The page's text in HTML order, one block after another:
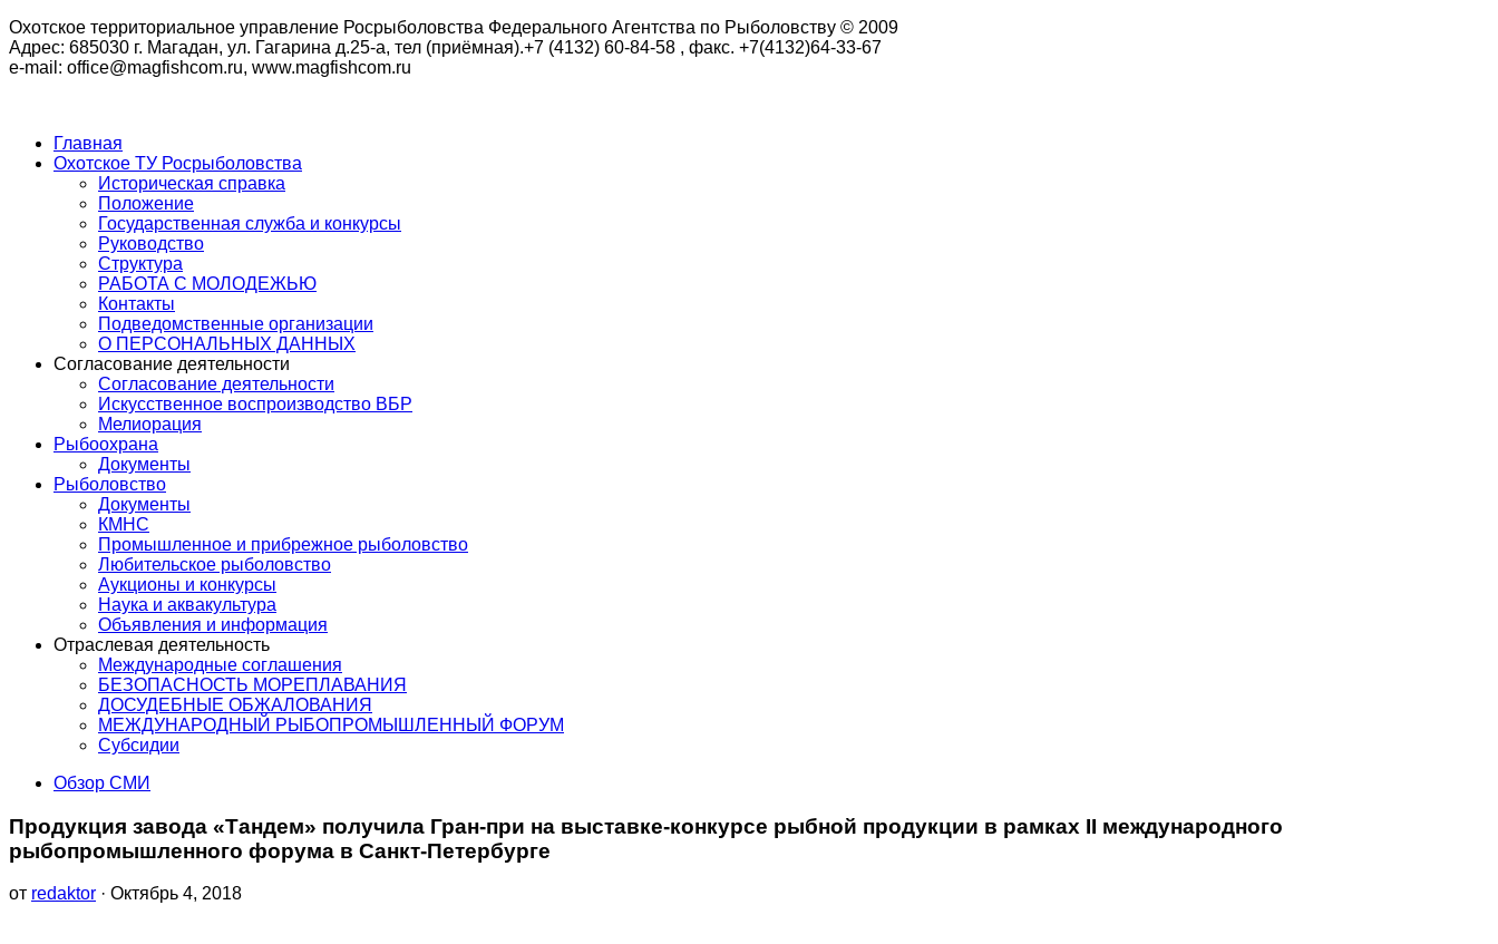
Охотское территориальное управление Росрыболовства Федерального Агентства по Рыболовству © 2009
Адрес: 685030 г. Магадан, ул. Гагарина д.25-а, тел (приёмная).+7 (4132) 60-84-58 , факс. +7(4132)64-33-67
e-mail: office@magfishcom.ru, www.magfishcom.ru
Главная
Охотское ТУ Росрыболовства
Историческая справка
Положение
Государственная служба и конкурсы
Руководство
Структура
РАБОТА С МОЛОДЕЖЬЮ
Контакты
Подведомственные организации
О ПЕРСОНАЛЬНЫХ ДАННЫХ
Согласование деятельности
Согласование деятельности
Искусственное воспроизводство ВБР
Мелиорация
Рыбоохрана
Документы
Рыболовство
Документы
КМНС
Промышленное и прибрежное рыболовство
Любительское рыболовство
Аукционы и конкурсы
Наука и аквакультура
Объявления и информация
Отраслевая деятельность
Международные соглашения
БЕЗОПАСНОСТЬ МОРЕПЛАВАНИЯ
ДОСУДЕБНЫЕ ОБЖАЛОВАНИЯ
МЕЖДУНАРОДНЫЙ РЫБОПРОМЫШЛЕННЫЙ ФОРУМ
Субсидии
Обзор СМИ
Продукция завода «Тандем» получила Гран-при на выставке-конкурсе рыбной продукции в рамках II международного
рыбопромышленного форума в Санкт-Петербурге
от redaktor · Октябрь 4, 2018